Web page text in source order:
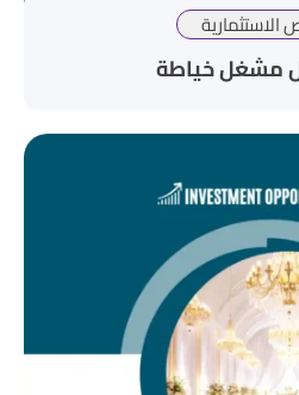
الاستثمارية
مشغل خياطة